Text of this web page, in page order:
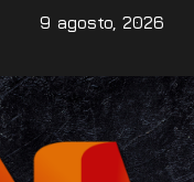
9 agosto, 2026